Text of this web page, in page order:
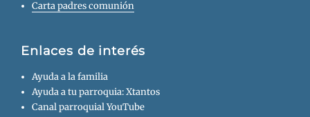
Carta padres comunión
Enlaces de interés
Ayuda a la familia
Ayuda a tu parroquia: Xtantos
Canal parroquial YouTube